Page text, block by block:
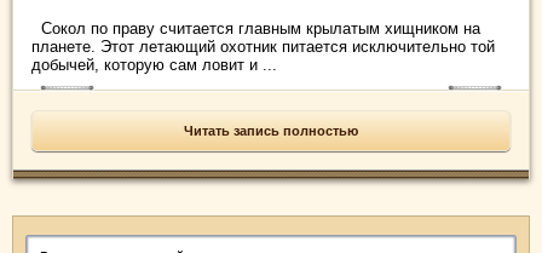
Сокол по праву считается главным крылатым хищником на
планете. Этот летающий охотник питается исключительно той
добычей, которую сам ловит и ...
Читать запись полностью